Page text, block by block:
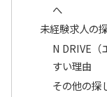
へ
未経験求人の
N DRIVE（
すい理由
その他の探